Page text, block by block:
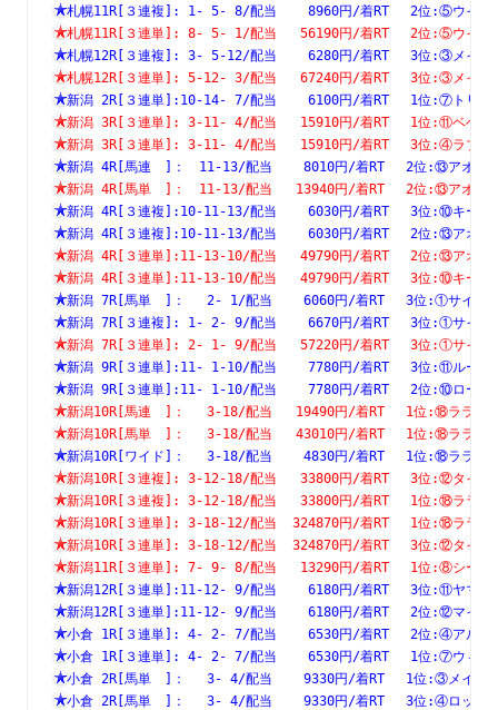
札幌11R[３連複]: 1- 5- 8/配当    8960円/着RT　 2位:⑤ウインマ
札幌11R[３連単]: 8- 5- 1/配当   56190円/着RT　 2位:⑤ウインマ
札幌12R[３連複]: 3- 5-12/配当    6280円/着RT　 3位:③メイシ
札幌12R[３連単]: 5-12- 3/配当   67240円/着RT　 3位:③メイシ
新潟 2R[３連単]:10-14- 7/配当    6100円/着RT　
新潟 3R[３連単]: 3-11- 4/配当   15910円/
新潟 3R[３連単]: 3-11- 4/配当   15910円/着RT　
新潟 4R[馬連　]：　11-13/配当    8010円/着
新潟 4R[馬単　]：　11-13/配当   13940円/着
新潟 4R[３連複]:10-11-13/配当    6030円/着RT
新潟 4R[３連複]:10-11-13/配当    6030円/着
新潟 4R[３連単]:11-13-10/配当   49790円/着
新潟 4R[３連単]:11-13-10/配当   49790円/着RT
新潟 7R[馬単　]：　 2- 1/配当    6060円/着RT
新潟 7R[３連複]: 1- 2- 9/配当    6670円/着RT
新潟 7R[３連単]: 2- 1- 9/配当   57220円/着RT
新潟 9R[３連単]:11- 1-10/配当    7780円/着RT　 3位:⑪ルージュ
新潟 9R[３連単]:11- 1-10/配当    7780円/着RT　 2位:⑩ロードカ
新潟10R[馬連　]：　 3-18/配当   19490円/着RT　 1位:⑱ララ
新潟10R[馬単　]：　 3-18/配当   43010円/着RT　 1位:⑱ララ
新潟10R[ワイド]：　 3-18/配当    4830円/着RT　 1位:⑱ララ
新潟10R[３連複]: 3-12-18/配当   33800円/着RT　 3位:⑫タイ
新潟10R[３連複]: 3-12-18/配当   33800円/着RT　 1位:⑱ララ
新潟10R[３連単]: 3-18-12/配当  324870円/着RT　 1位:⑱ラ
新潟10R[３連単]: 3-18-12/配当  324870円/着RT　 3位:⑫タ
新潟11R[３連単]: 7- 9- 8/配当   13290円/着RT　 1位:⑧シーウ
新潟12R[３連単]:11-12- 9/配当    6180円/着RT　
新潟12R[３連単]:11-12- 9/配当    6180円/着RT　 2
小倉 1R[３連単]: 4- 2- 7/配当    6530円/着RT　 2
小倉 1R[３連単]: 4- 2- 7/配当    6530円/着RT　 1
小倉 2R[馬単　]：　 3- 4/配当    9330円/着RT　 1
小倉 2R[馬単　]：　 3- 4/配当    9330円/着RT　